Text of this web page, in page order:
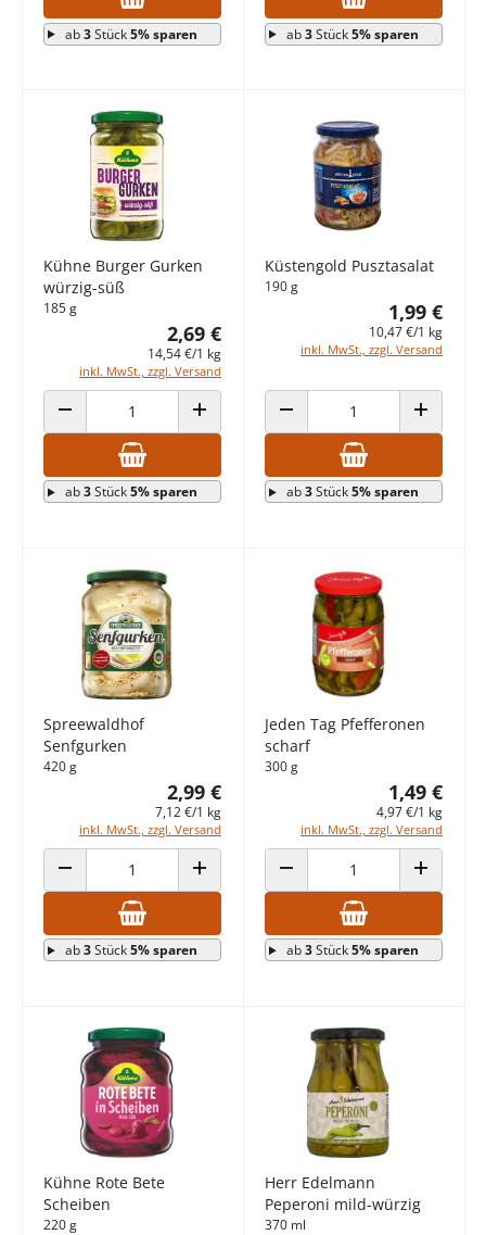
ab3Stück5% sparen ab3Stück5% sparen
Kühne Burger Gurken
würzig-süß
185 g
2,69 €
14,54 €/1 kg
inkl. MwSt., zzgl. Versand
ANZAHL VERRINGERN ANZAHL ERHÖHEN
ab3Stück5% sparen
Küstengold Pusztasalat
190 g
1,99 €
10,47 €/1 kg
inkl. MwSt., zzgl. Versand
ANZAHL VERRINGERN ANZAHL
ab3Stück5% sparen
Spreewaldhof
Senfgurken
420 g
2,99 €
7,12 €/1 kg
inkl. MwSt., zzgl. Versand
ANZAHL VERRINGERN ANZAHL ERHÖHEN
ab3Stück5% sparen
Jeden Tag Pfefferonen
scharf
300 g
1,49 €
4,97 €/1 kg
inkl. MwSt., zzgl. Versand
ANZAHL VERRINGERN ANZAHL
ab3Stück5% sparen
Kühne Rote Bete
Scheiben
220 g
Herr Edelmann
Peperoni mild-würzig
370 ml